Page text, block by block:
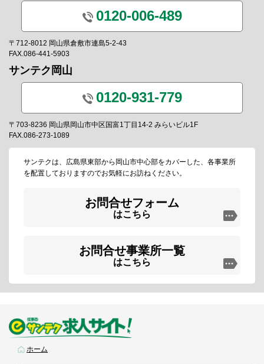
0120-006-489
〒712-8012 岡山県倉敷市連島5-2-43
FAX.086-441-5903
サンテク岡山
0120-931-779
〒703-8236 岡山県岡山市中区国富1丁目14-2 みらいビル1F
FAX.086-273-1089
サンテクは、広島県東部から岡山市中心部をカバーした、各事業所
を配置しておりますのでお気軽にお訪ねください。
お問合せフォーム
はこちら
お問合せ事業所一覧
はこちら
ホーム